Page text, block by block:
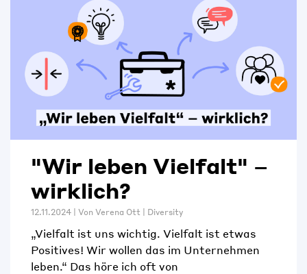
"Wir leben Vielfalt" –
wirklich?
12.11.2024 | Von Verena Ott Diversity
„Vielfalt ist uns wichtig. Vielfalt ist etwas
Positives! Wir wollen das im Unternehmen
leben.“ Das höre ich oft von